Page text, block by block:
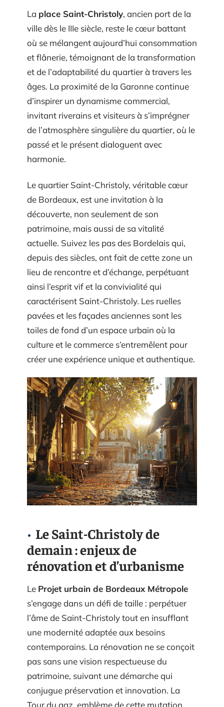
La place Saint-Christoly, ancien port de la
ville dès le IIIe siècle, reste le cœur battant
où se mélangent aujourd’hui consommation
et flânerie, témoignant de la transformation
et de l’adaptabilité du quartier à travers les
âges. La proximité de la Garonne continue
d’inspirer un dynamisme commercial,
invitant riverains et visiteurs à s’imprégner
de l’atmosphère singulière du quartier, où le
passé et le présent dialoguent avec
harmonie.
Le quartier Saint-Christoly, véritable cœur
de Bordeaux, est une invitation à la
découverte, non seulement de son
patrimoine, mais aussi de sa vitalité
actuelle. Suivez les pas des Bordelais qui,
depuis des siècles, ont fait de cette zone un
lieu de rencontre et d’échange, perpétuant
ainsi l’esprit vif et la convivialité qui
caractérisent Saint-Christoly. Les ruelles
pavées et les façades anciennes sont les
toiles de fond d’un espace urbain où la
culture et le commerce s’entremêlent pour
créer une expérience unique et authentique.
Le Saint-Christoly de
demain : enjeux de
rénovation et d’urbanisme
Le Projet urbain de Bordeaux Métropole
s’engage dans un défi de taille : perpétuer
l’âme de Saint-Christoly tout en insufflant
une modernité adaptée aux besoins
contemporains. La rénovation ne se conçoit
pas sans une vision respectueuse du
patrimoine, suivant une démarche qui
conjugue préservation et innovation. La
Tour du gaz, emblème de cette mutation,